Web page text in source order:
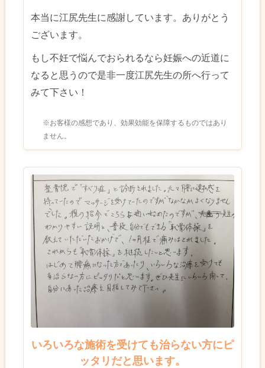
本当に江尻先生に感謝しています。ありがとう
ございます。
もし不妊で悩んでおられるなら妊娠への近道に
なると思うので是非一度江尻先生の所へ行って
みて下さい！
※お客様の感想であり、効果効能を保障するものではあり
ません。
いろいろな施術を受けても治らない方にピ
ッタリだと思います。